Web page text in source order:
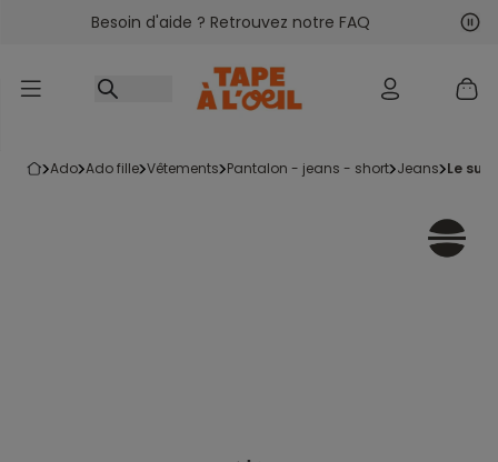
Accéder au contenu
Besoin d'aide ? Retrouvez notre FAQ
ado ado fille vêtements pantalon - jeans - short jeans le